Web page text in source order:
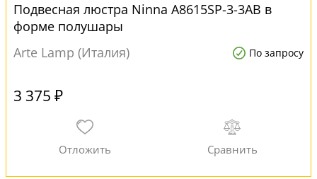
Подвесная люстра Ninna A8615SP-3-3AB в
форме полушары
Arte Lamp (Италия)
По запросу
3 375 ₽